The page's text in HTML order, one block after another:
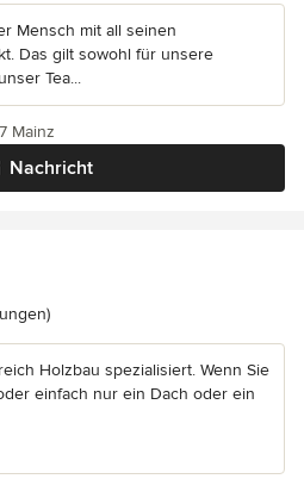
Mensch mit all seinen
Das gilt sowohl für unsere
Tea...
Nachricht
Mainz
5 von 5 Sternen
Holzbau spezialisiert. Wenn Sie
einfach nur ein Dach oder ein